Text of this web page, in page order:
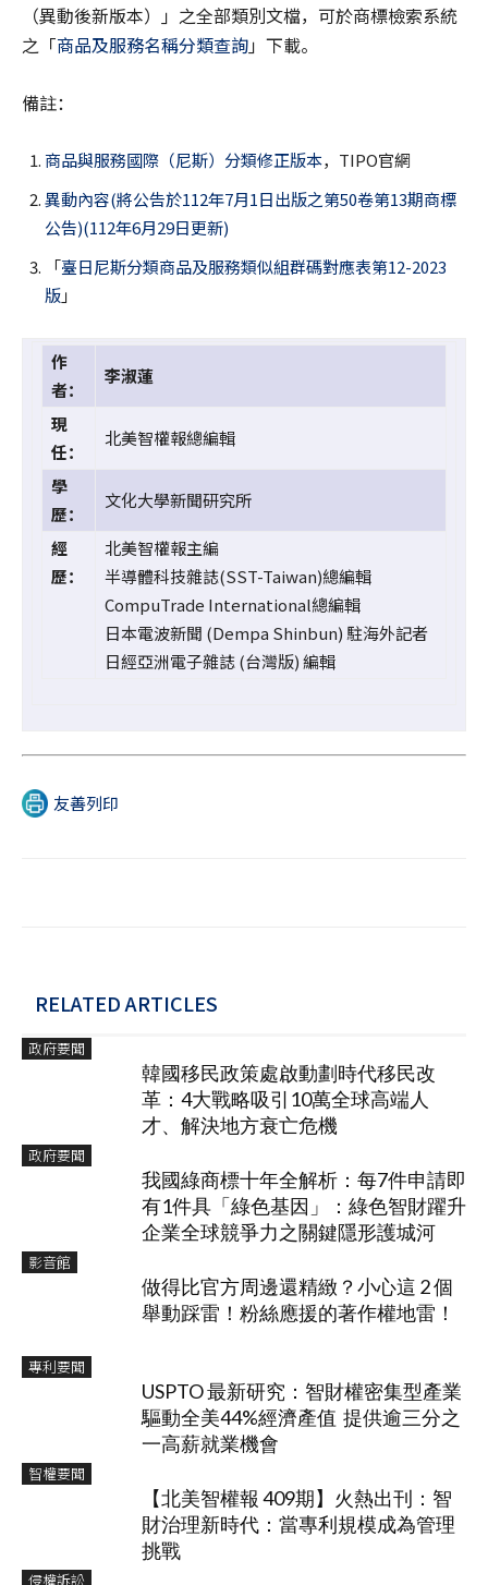
（異動後新版本）」之全部類別文檔，可於商標檢索系統
之「商品及服務名稱分類查詢」下載。
備註：
商品與服務國際（尼斯）分類修正版本，TIPO官網
異動內容(將公告於112年7月1日出版之第50卷第13期商標
公告)(112年6月29日更新)
「臺日尼斯分類商品及服務類似組群碼對應表第12-2023
版」
作
者：
李淑蓮
現
任：
北美智權報總編輯
學
歷：
文化大學新聞研究所
經
歷：
北美智權報主編
半導體科技雜誌(SST-Taiwan)總編輯
CompuTrade International總編輯
日本電波新聞 (Dempa Shinbun) 駐海外記者
日經亞洲電子雜誌 (台灣版) 編輯
友善列印
RELATED ARTICLES
政府要聞
韓國移民政策處啟動劃時代移民改
革：4大戰略吸引10萬全球高端人
才、解決地方衰亡危機
政府要聞
我國綠商標十年全解析：每7件申請即
有1件具「綠色基因」：綠色智財躍升
企業全球競爭力之關鍵隱形護城河
影音館
做得比官方周邊還精緻？小心這 2 個
舉動踩雷！粉絲應援的著作權地雷！
專利要聞
USPTO 最新研究：智財權密集型產業
驅動全美44%經濟產值 提供逾三分之
一高薪就業機會
智權要聞
【北美智權報 409期】火熱出刊：智
財治理新時代：當專利規模成為管理
挑戰
侵權訴訟